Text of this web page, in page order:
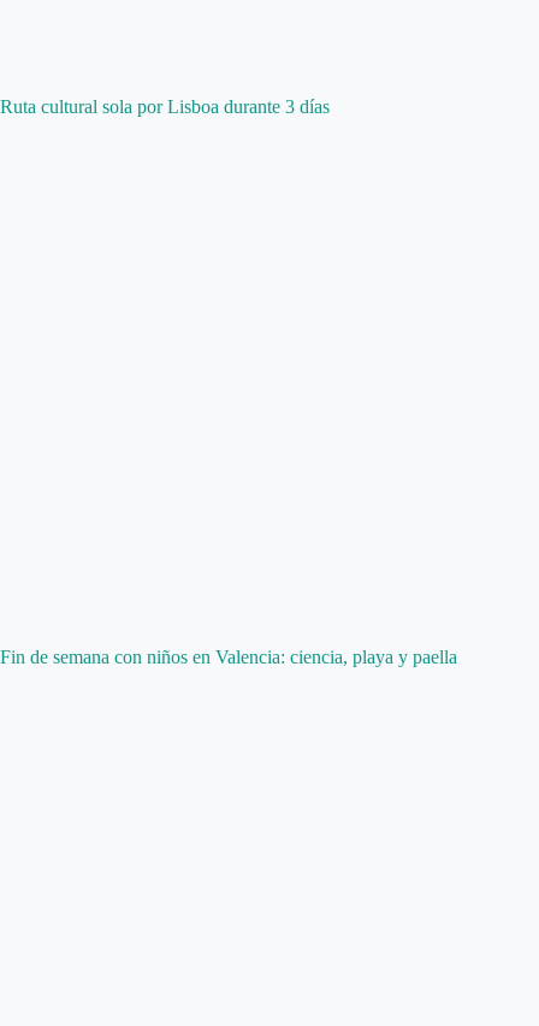
Ruta cultural sola por Lisboa durante 3 días
Fin de semana con niños en Valencia: ciencia, playa y paella